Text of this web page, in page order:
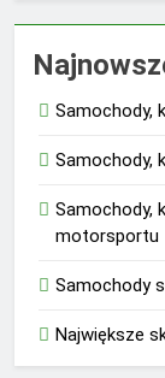
Samochody,
Samochody,
Samochody,
motorsportu
Samochody
Największe